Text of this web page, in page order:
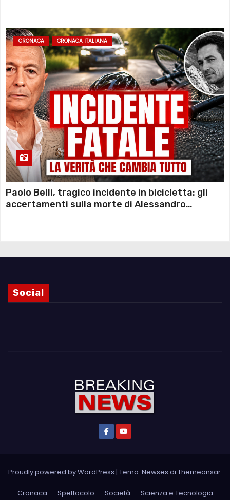
CRONACA CRONACA ITALIANA
Paolo Belli, tragico incidente in bicicletta: gli
accertamenti sulla morte di Alessandro
Social
Proudly powered by WordPress | Tema: Newses di Themeansar.
Cronaca Spettacolo Società Scienza e Tecnologia